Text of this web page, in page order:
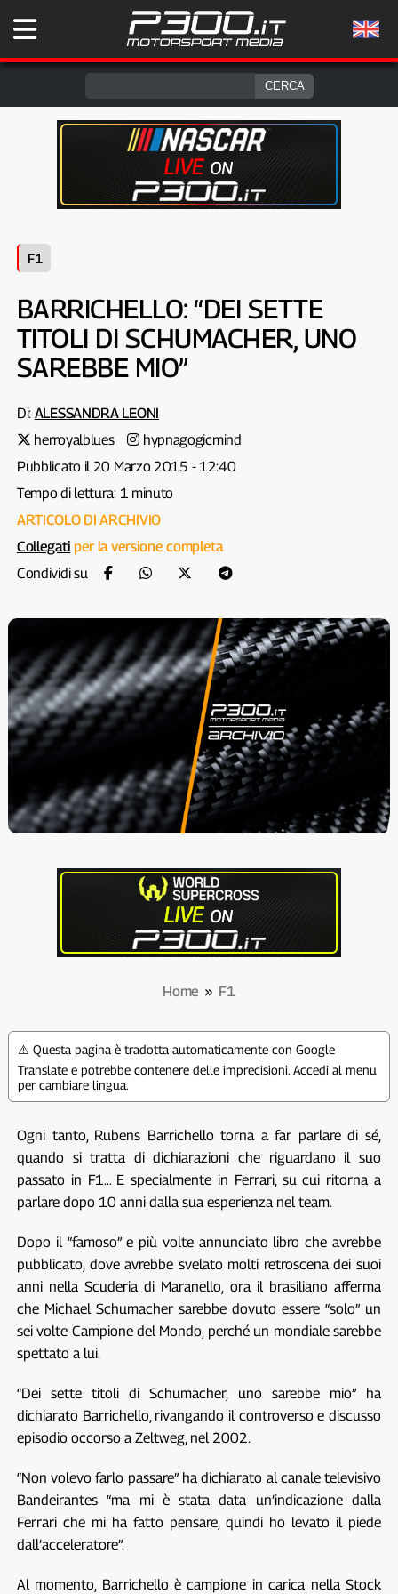
F1
BARRICHELLO: “DEI SETTE
TITOLI DI SCHUMACHER, UNO
SAREBBE MIO”
Di: ALESSANDRA LEONI
herroyalblues
hypnagogicmind
Pubblicato il 20 Marzo 2015 - 12:40
Tempo di lettura: 1 minuto
ARTICOLO DI ARCHIVIO
Collegati per la versione completa
Condividi su
Home » F1
⚠️ Questa pagina è tradotta automaticamente con Google
Translate e potrebbe contenere delle imprecisioni. Accedi al menu
per cambiare lingua.
Ogni tanto, Rubens Barrichello torna a far parlare di sé,
quando si tratta di dichiarazioni che riguardano il suo
passato in F1… E specialmente in Ferrari, su cui ritorna a
parlare dopo 10 anni dalla sua esperienza nel team.
Dopo il “famoso” e più volte annunciato libro che avrebbe
pubblicato, dove avrebbe svelato molti retroscena dei suoi
anni nella Scuderia di Maranello, ora il brasiliano afferma
che Michael Schumacher sarebbe dovuto essere “solo” un
sei volte Campione del Mondo, perché un mondiale sarebbe
spettato a lui.
“Dei sette titoli di Schumacher, uno sarebbe mio” ha
dichiarato Barrichello, rivangando il controverso e discusso
episodio occorso a Zeltweg, nel 2002.
“Non volevo farlo passare” ha dichiarato al canale televisivo
Bandeirantes “ma mi è stata data un’indicazione dalla
Ferrari che mi ha fatto pensare, quindi ho levato il piede
dall’acceleratore”.
Al momento, Barrichello è campione in carica nella Stock